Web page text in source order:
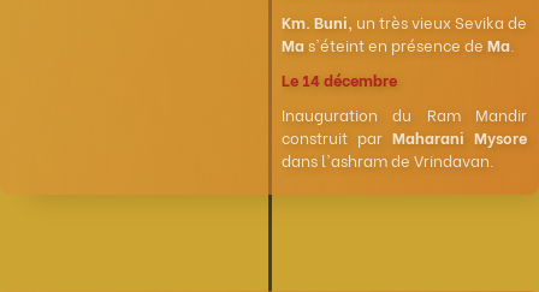
Km. Buni, un très vieux Sevika de
Mas'éteint en présence de Ma
Le 14 décembre
Inauguration du Ram Mandir
construit par Maharani Mysore
dans l'ashram de Vrindavan.